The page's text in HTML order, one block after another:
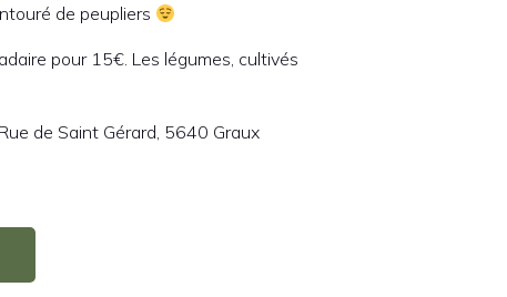
de peupliers
pour 15€. Les légumes, cultivés
de Saint Gérard, 5640 Graux